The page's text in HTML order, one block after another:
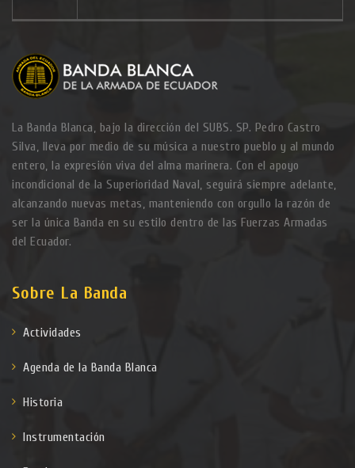
La Banda Blanca, bajo la dirección del SUBS. SP. Pedro Castro
Silva, lleva por medio de su música a nuestro pueblo y al mundo
entero, la expresión viva del alma marinera. Con el apoyo
incondicional de la Superioridad Naval, seguirá siempre adelante,
alcanzando nuevas metas, manteniendo con orgullo la razón de
ser la única Banda en su estilo dentro de las Fuerzas Armadas
del Ecuador.
Sobre La Banda
Actividades
Agenda de la Banda Blanca
Historia
Instrumentación